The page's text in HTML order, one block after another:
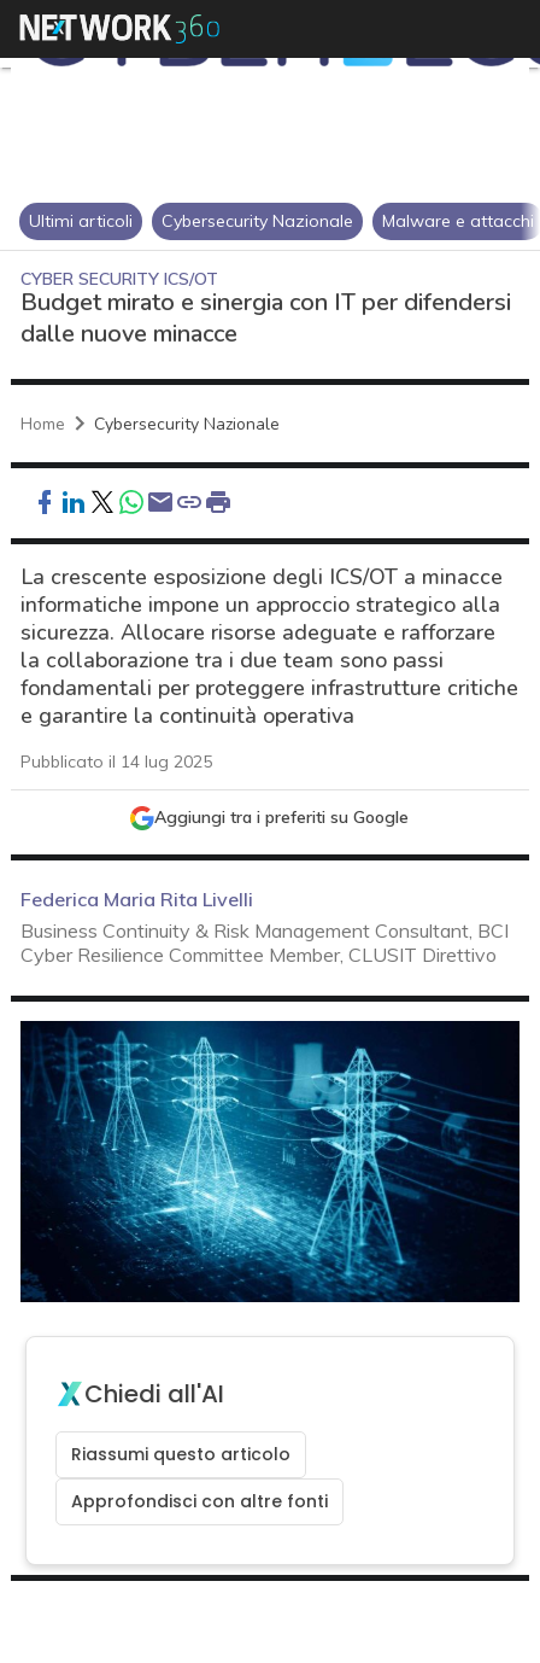
Ultimi articoli Cybersecurity Nazionale Malware e attacchi
CYBER SECURITY ICS/OT
Budget mirato e sinergia con IT per difendersi
dalle nuove minacce
Home Cybersecurity Nazionale
La crescente esposizione degli ICS/OT a minacce
informatiche impone un approccio strategico alla
sicurezza. Allocare risorse adeguate e rafforzare
la collaborazione tra i due team sono passi
fondamentali per proteggere infrastrutture critiche
e garantire la continuità operativa
Pubblicato il 14 lug 2025
Aggiungi tra i preferiti su Google
Federica Maria Rita Livelli
Business Continuity & Risk Management Consultant, BCI
Cyber Resilience Committee Member, CLUSIT Direttivo
Chiedi all'AI
Riassumi questo articolo
Approfondisci con altre fonti